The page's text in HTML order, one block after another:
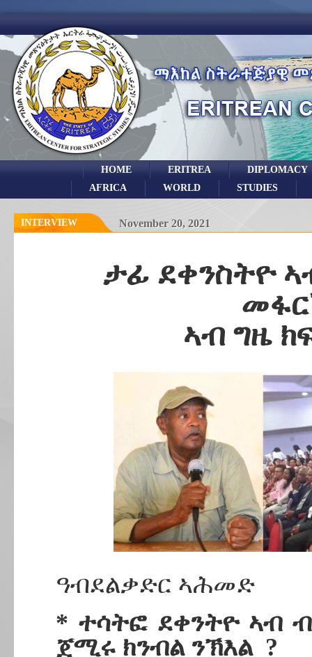
DIPLOMACY
ERITREA
HOME
STUDIES
WORLD
AFRICA
INTERVIEW November 20, 2021
ታፊ ደቀንስትዮ
ኣብ ግዜ
ዓብደልቃድር ኣሕመድ
* ተሳትፎ ደቀንትዮ ኣብ
ጀሚሩ ክንብል ንኽእል ?